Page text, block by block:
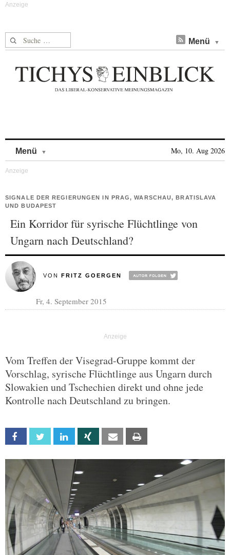
Suche nach: Menü
Menü Mo, 10. Aug 2026
SIGNALE DER REGIERUNGEN IN PRAG, WARSCHAU, BRATISLAVA
UND BUDAPEST
Ein Korridor für syrische Flüchtlinge von
Ungarn nach Deutschland?
VON FRITZ GOERGEN
Fr, 4. September 2015
Vom Treffen der Visegrad-Gruppe kommt der
Vorschlag, syrische Flüchtlinge aus Ungarn durch
Slowakien und Tschechien direkt und ohne jede
Kontrolle nach Deutschland zu bringen.
Facebook Twitter Linkedin Xing Email